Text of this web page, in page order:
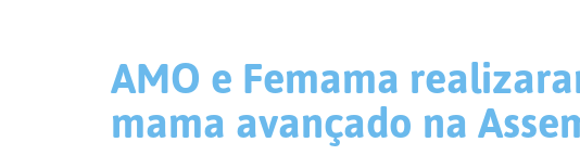
AMO e Femama
mama avançado na